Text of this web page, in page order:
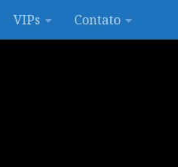
VIPs Contato